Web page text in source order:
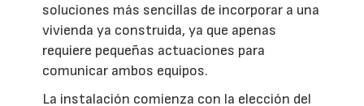
soluciones más sencillas de incorporar a una
vivienda ya construida, ya que apenas
requiere pequeñas actuaciones para
comunicar ambos equipos.
La instalación comienza con la elección del